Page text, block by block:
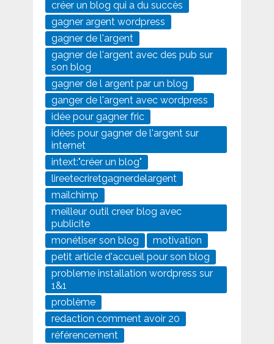
créer un blog qui a du succès
gagner argent wordpress
gagner de l'argent
gagner de l'argent avec des pub sur
son blog
gagner de l argent par un blog
ganger de l'argent avec wordpress
idée pour gagner fric
idées pour gagner de l'argent sur
internet
intext:"créer un blog"
lireetecriretgagnerdelargent
mailchimp
meilleur outil creer blog avec
publicite
monétiser son blog
motivation
petit article d'accueil pour son blog
probleme installation wordpress sur
1&1
problème
redaction comment avoir 20
référencement